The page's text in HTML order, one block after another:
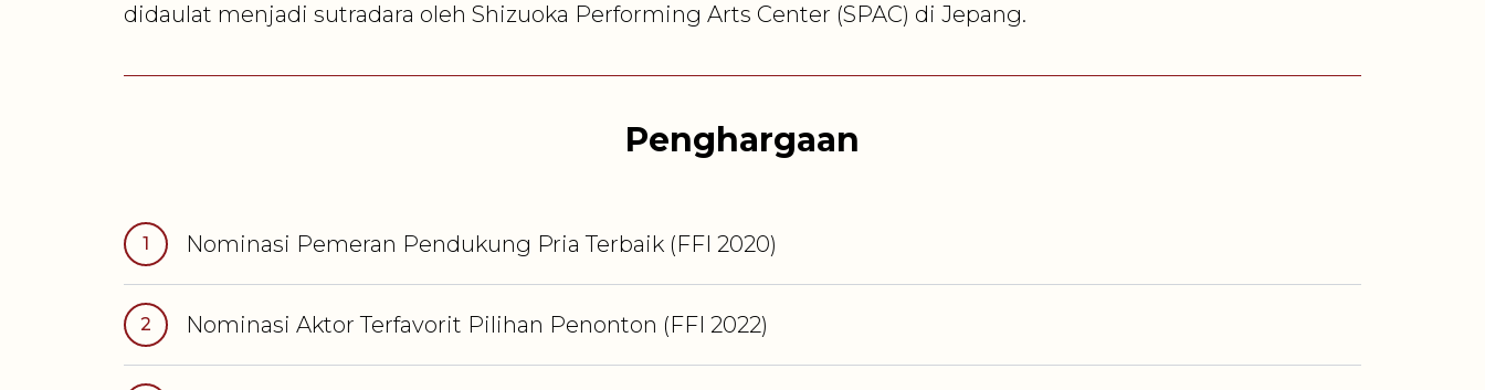
didaulat menjadi sutradara oleh Shizuoka Performing Arts Center (SPAC) di Jepang.
Penghargaan
1 Nominasi Pemeran Pendukung Pria Terbaik (FFI 2020)
2 Nominasi Aktor Terfavorit Pilihan Penonton (FFI 2022)